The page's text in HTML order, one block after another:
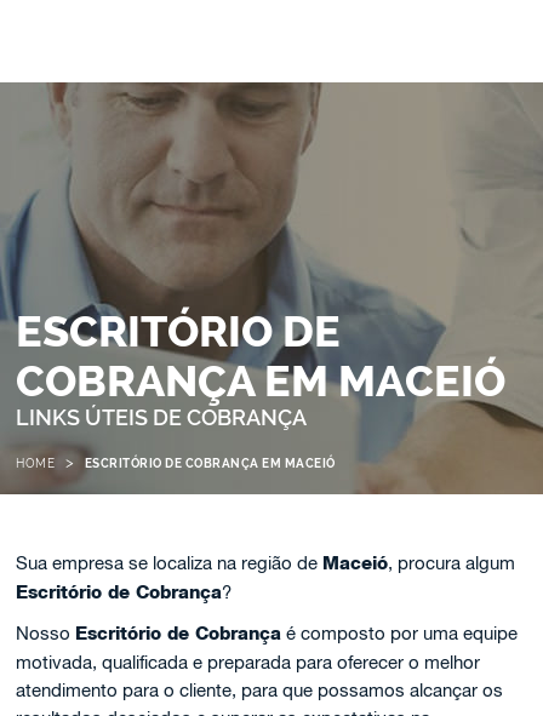
ESCRITÓRIO DE
COBRANÇA EM MACEIÓ
LINKS ÚTEIS DE COBRANÇA
HOME > ESCRITÓRIO DE COBRANÇA EM MACEIÓ
Sua empresa se localiza na região de Maceió, procura algum
Escritório de Cobrança?
Nosso Escritório de Cobrança é composto por uma equipe
motivada, qualificada e preparada para oferecer o melhor
atendimento para o cliente, para que possamos alcançar os